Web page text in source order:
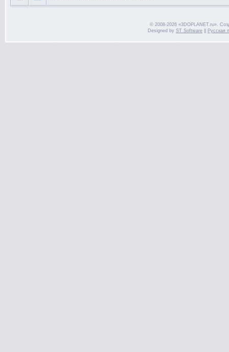
© 2008-2026 «3DOPLANET.ru».
Designed by ST Software Русская